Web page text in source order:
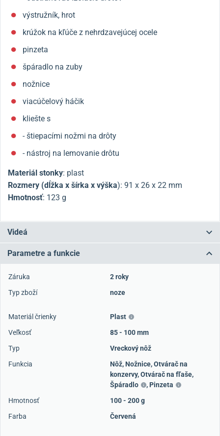
výstružník, hrot
krúžok na kľúče z nehrdzavejúcej ocele
pinzeta
špáradlo na zuby
nožnice
viacúčelový háčik
kliešte s
- štiepacími nožmi na drôty
- nástroj na lemovanie drôtu
Materiál stonky: plast
Rozmery (dĺžka x šírka x výška): 91 x 26 x 22 mm
Hmotnosť: 123 g
Videá
Parametre a funkcie
Záruka
2 roky
Typ zboží
noze
Materiál črienky
Plast
Veľkosť
85 - 100 mm
Typ
Vreckový nôž
Funkcia
Nôž, Nožnice,Otvárač na
konzervy,Otvárač na fľaše,
Špáradlo
, Pinzeta
Hmotnosť
100 - 200 g
Farba
Červená